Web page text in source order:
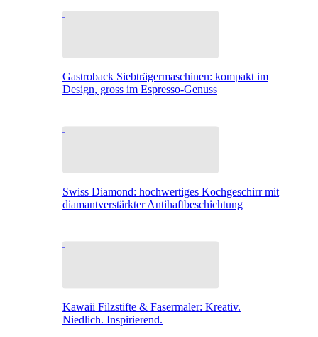
Gastroback Siebträgermaschinen: kompakt im
Design, gross im Espresso-Genuss
Swiss Diamond: hochwertiges Kochgeschirr mit
diamantverstärkter Antihaftbeschichtung
Kawaii Filzstifte & Fasermaler: Kreativ.
Niedlich. Inspirierend.